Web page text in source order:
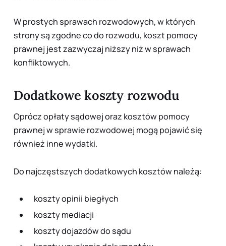
W prostych sprawach rozwodowych, w których
strony są zgodne co do rozwodu, koszt pomocy
prawnej jest zazwyczaj niższy niż w sprawach
konfliktowych.
Dodatkowe koszty rozwodu
Oprócz opłaty sądowej oraz kosztów pomocy
prawnej w sprawie rozwodowej mogą pojawić się
również inne wydatki.
Do najczęstszych dodatkowych kosztów należą:
koszty opinii biegłych
koszty mediacji
koszty dojazdów do sądu